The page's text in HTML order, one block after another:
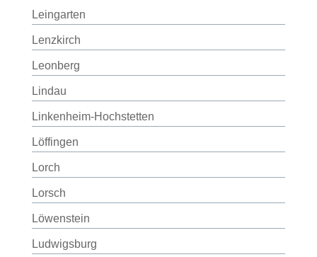
Leingarten
Lenzkirch
Leonberg
Lindau
Linkenheim-Hochstetten
Löffingen
Lorch
Lorsch
Löwenstein
Ludwigsburg